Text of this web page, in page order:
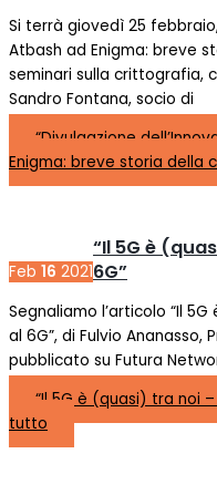
Si terrà giovedì 25
Atbash ad Enigma: breve
seminari sulla crittografia,
Sandro Fontana, socio di
“Divulgazione
Enigma: breve storia della
Feb 16 2021
“Il 5G è
6G”
Segnaliamo l’articolo “Il
al 6G”, di Fulvio Ananasso,
pubblicato su Futura
“Il 5G è (quasi) tra noi
tutto